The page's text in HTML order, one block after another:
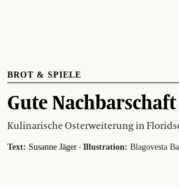
BROT & SPIELE
Gute Nachbarschaft
Kulinarische Osterweiterung in
Text: Susanne Jäger · Illustration: Blagovesta